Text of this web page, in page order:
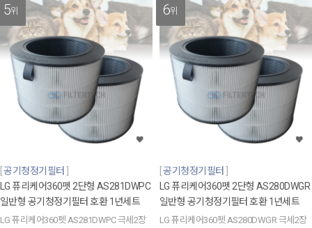
5위
공기청정기필터
LG 퓨리케어360펫 2단형 AS281DWPC
일반형 공기청정기필터 호환 1년세트
LG 퓨리케어360펫 AS281DWPC 극세2장
6위
공기청정기필터
LG 퓨리케어360펫 2단형 AS280DWGR
일반형 공기청정기필터 호환 1년세트
LG 퓨리케어360펫 AS280DWGR 극세2장